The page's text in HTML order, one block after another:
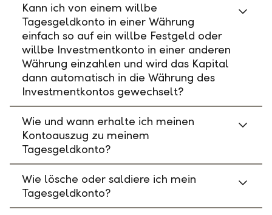
Kann ich von einem willbe
Tagesgeldkonto in einer Währung
einfach so auf ein willbe Festgeld oder
willbe Investmentkonto in einer anderen
Währung einzahlen und wird das Kapital
dann automatisch in die Währung des
Investmentkontos gewechselt?
Wie und wann erhalte ich meinen
Kontoauszug zu meinem
Tagesgeldkonto?
Wie lösche oder saldiere ich mein
Tagesgeldkonto?